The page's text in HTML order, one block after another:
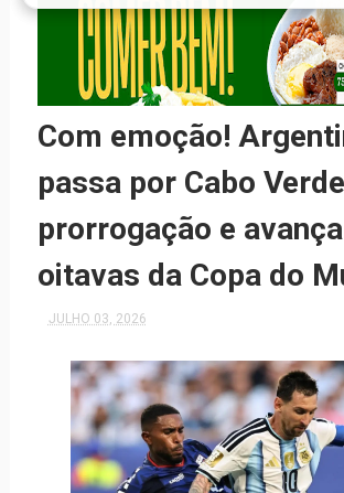
Com emoção!
passa por Cabo
prorrogação e
oitavas da Copa do
JULHO 03, 2026